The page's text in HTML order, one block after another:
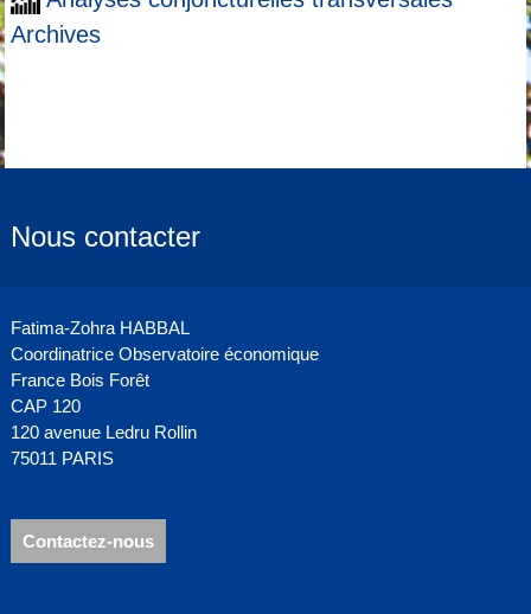
Archives
Nous contacter
Fatima-Zohra HABBAL
Coordinatrice Observatoire économique
France Bois Forêt
CAP 120
120 avenue Ledru Rollin
75011 PARIS
Contactez-nous